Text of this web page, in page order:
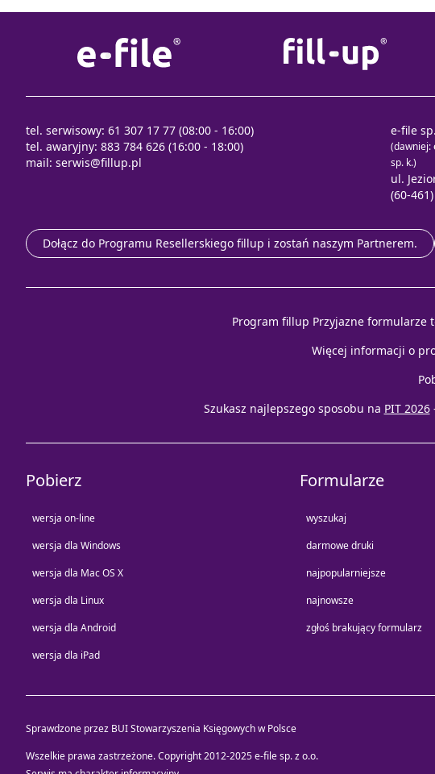
tel. serwisowy: 61 307 17 77 (08:00 - 16:00)
tel. awaryjny: 883 784 626 (16:00 - 18:00)
mail: serwis@fillup.pl
e-file
(dawniej:
sp. k.)
ul.
(60-
Dołącz do Programu Resellerskiego fillup i zostań naszym Partnerem.
Program fillup Przyjazne formularze
Więcej informacji o
Szukasz najlepszego sposobu na PIT 2026
Pobierz
wersja on-line
wersja dla Windows
wersja dla Mac OS X
wersja dla Linux
wersja dla Android
wersja dla iPad
Formularze
wyszukaj
darmowe druki
najpopularniejsze
najnowsze
zgłoś brakujący formularz
Sprawdzone przez BUI Stowarzyszenia Księgowych w Polsce
Wszelkie prawa zastrzeżone. Copyright 2012-2025e-file sp. z o.o.